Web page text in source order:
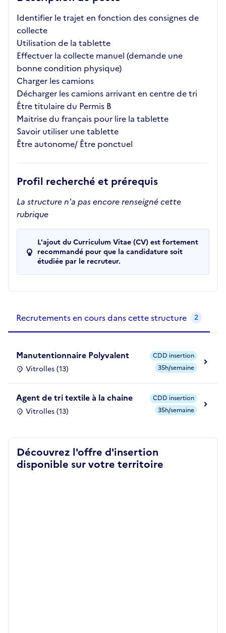
Identifier le trajet en fonction des consignes de
collecte
Utilisation de la tablette
Effectuer la collecte manuel (demande une
bonne condition physique)
Charger les camions
Décharger les camions arrivant en centre de tri
Être titulaire du Permis B
Maitrise du français pour lire la tablette
Savoir utiliser une tablette
Être autonome/ Être ponctuel
Profil recherché et prérequis
La structure n'a pas encore renseigné cette
rubrique
L'ajout du Curriculum Vitae (CV) est fortement
recommandé pour que la candidature soit
étudiée par le recruteur.
Recrutements en cours dans cette structure 2
Manutentionnaire Polyvalent
Vitrolles (13)
CDD insertion
35h/semaine
Agent de tri textile à la chaine
Vitrolles (13)
CDD insertion
35h/semaine
Découvrez l'offre d'insertion
disponible sur votre territoire